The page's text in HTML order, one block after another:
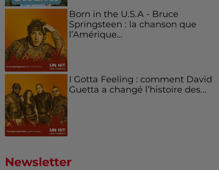
Born in the U.S.A - Bruce
Springsteen : la chanson que
l’Amérique...
I Gotta Feeling : comment David
Guetta a changé l’histoire des...
Newsletter